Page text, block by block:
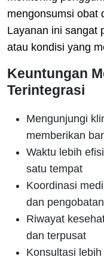
mengonsumsi obat
Layanan ini sangat
atau kondisi yang
Keuntungan
Terintegrasi
Mengunjungi
memberikan
Waktu lebih
satu tempat
Koordinasi
dan pengobatan
Riwayat
dan terpusat
Konsultasi